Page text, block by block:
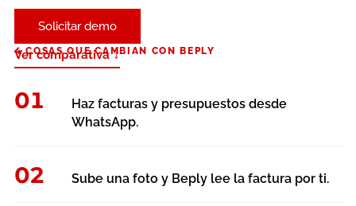
Solicitar demo
Ver comparativa↓
4 COSAS QUE CAMBIAN CON BEPLY
01
Haz facturas y presupuestos desde
WhatsApp.
02 Sube una foto y Beply lee la factura por ti.